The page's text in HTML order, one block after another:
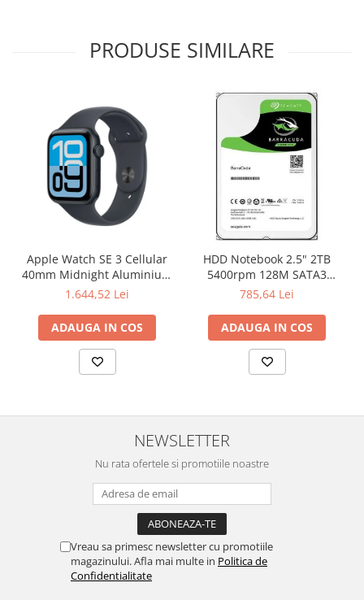
PRODUSE SIMILARE
Apple Watch SE 3 Cellular
40mm Midnight Aluminium
Case with Midnight Sport
1.644,52 Lei
ADAUGA IN COS
HDD Notebook 2.5" 2TB
5400rpm 128M SATA3
SEAGATE
785,64 Lei
ADAUGA IN COS
NEWSLETTER
Nu rata ofertele si promotiile noastre
Vreau sa primesc newsletter cu promotiile
magazinului. Afla mai multe in Politica de
Confidentialitate